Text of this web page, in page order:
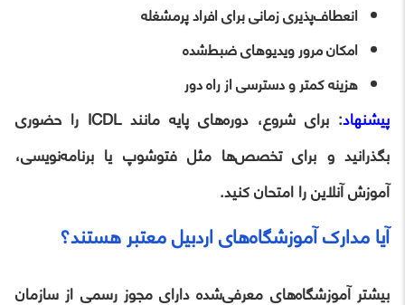
انعطاف‌پذیری زمانی برای افراد پرمشغله
امکان مرور ویدیوهای ضبط‌شده
هزینه کمتر و دسترسی از راه دور
پیشنهاد
: برای شروع، دوره‌های پایه مانند ICDL را حضوری
بگذرانید و برای تخصص‌ها مثل فتوشوپ یا برنامه‌نویسی،
آموزش آنلاین را امتحان کنید.
آیا مدارک آموزشگاه‌های اردبیل معتبر هستند؟
بیشتر آموزشگاه‌های معرفی‌شده دارای مجوز رسمی از سازمان